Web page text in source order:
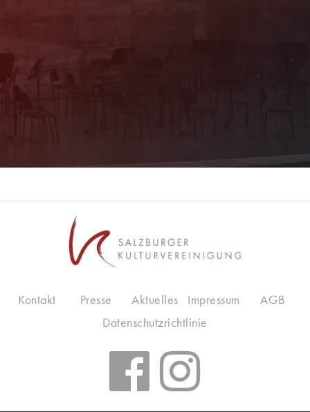
Kontakt Presse Aktuelles Impressum
AGB
Datenschutzrichtlinie